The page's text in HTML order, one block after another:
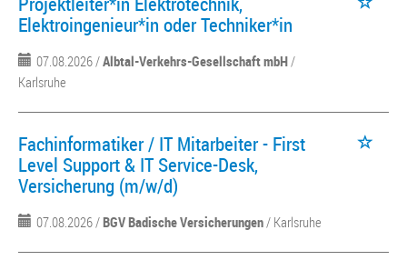
Elektroingenieur*in oder Techniker*in
07.08.2026 /Albtal-Verkehrs-Gesellschaft mbH/
Karlsruhe
Fachinformatiker / IT Mitarbeiter - First
Level Support & IT Service-Desk,
Versicherung (m/w/d)
07.08.2026 /BGV Badische Versicherungen/ Karlsruhe